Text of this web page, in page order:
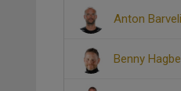
Anton
Benny